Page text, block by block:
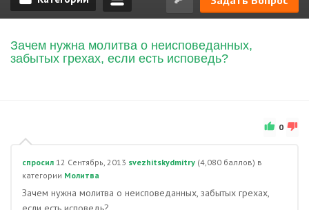
Зачем нужна молитва о неисповеданных,
забытых грехах, если есть исповедь?
0
спросил 12 Сентябрь, 2013 svezhitskydmitry (4,080 баллов) в
категории Молитва
Зачем нужна молитва о неисповеданных, забытых грехах,